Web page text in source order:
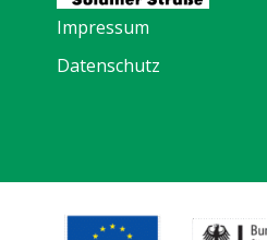
Impressum
Datenschutz